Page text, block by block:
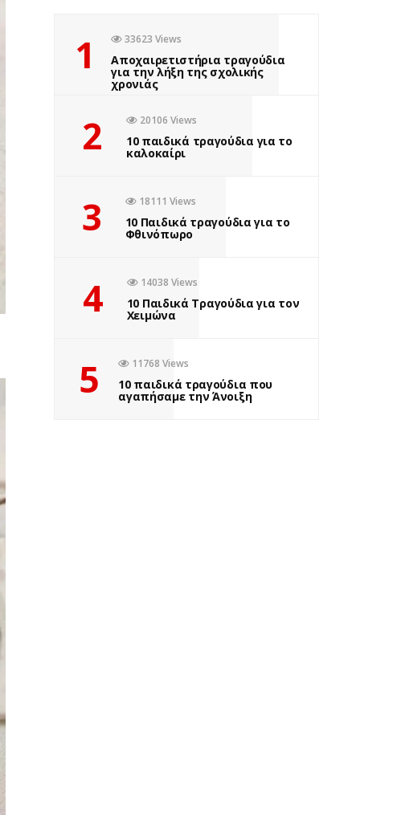
1 33623 Views
Αποχαιρετιστήρια τραγούδια
για την λήξη της σχολικής
χρονιάς
2 20106 Views
10 παιδικά τραγούδια για το
καλοκαίρι
3 18111 Views
10 Παιδικά τραγούδια για το
Φθινόπωρο
4 14038 Views
10 Παιδικά Τραγούδια για τον
Χειμώνα
5 11768 Views
10 παιδικά τραγούδια που
αγαπήσαμε την Άνοιξη